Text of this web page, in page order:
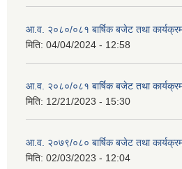
आ.व. २०८०/०८१ बार्षिक बजेट तथा
मिति: 04/04/2024 - 12:58
आ.व. २०८०/०८१ बार्षिक बजेट तथा
मिति: 12/21/2023 - 15:30
आ.व. २०७९/०८० बार्षिक बजेट तथा
मिति: 02/03/2023 - 12:04